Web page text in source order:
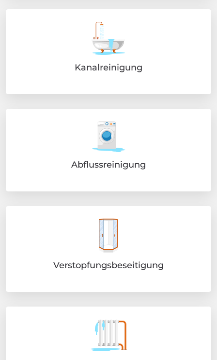
Kanalreinigung
Abflussreinigung
Verstopfungsbeseitigung